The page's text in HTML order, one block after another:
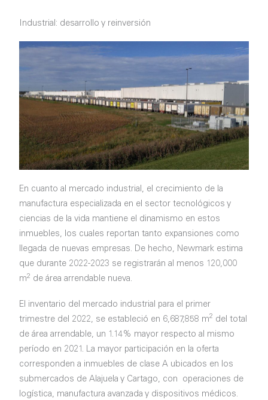
Industrial: desarrollo y reinversión
En cuanto al mercado industrial, el crecimiento de la
manufactura especializada en el sector tecnológicos y
ciencias de la vida mantiene el dinamismo en estos
inmuebles, los cuales reportan tanto expansiones como
llegada de nuevas empresas. De hecho, Newmark estima
que durante 2022-2023 se registrarán al menos 120,000
m2 de área arrendable nueva.
El inventario del mercado industrial para el primer
trimestre del 2022, se estableció en 6,687,858 m2 del total
de área arrendable, un 1.14% mayor respecto al mismo
período en 2021. La mayor participación en la oferta
corresponden a inmuebles de clase A ubicados en los
submercados de Alajuela y Cartago, con operaciones de
logística, manufactura avanzada y dispositivos médicos.